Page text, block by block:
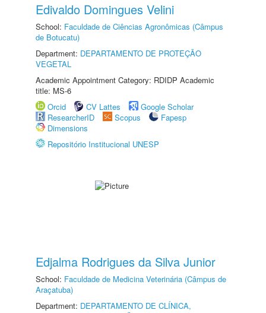
Edivaldo Domingues Velini
School: Faculdade de Ciências Agronômicas (Câmpus
de Botucatu)
Department: DEPARTAMENTO DE PROTEÇÃO
VEGETAL
Academic Appointment Category: RDIDP Academic
title: MS-6
Orcid
CV Lattes
Google Scholar
ResearcherID
Scopus
Fapesp
Dimensions
Repositório Institucional UNESP
Edjalma Rodrigues da Silva Junior
School: Faculdade de Medicina Veterinária (Câmpus de
Araçatuba)
Department: DEPARTAMENTO DE CLÍNICA,